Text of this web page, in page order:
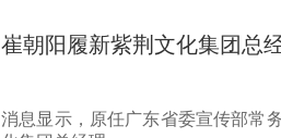
崔朝阳履新紫荆文化集团总
消息显示，原任广东省委宣传部常